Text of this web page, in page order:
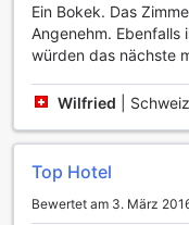
Bequeme
Meer
Das Noga Hotel am
Vielzahl von
angenehm wie
Zimmerservice
Getränke direkt in
Kleidung legen,
Ein Bokek. Das
Angenehm. Ebenfalls
würden das nächste
Wilfried
Top Hotel
Bewertet am 3. März